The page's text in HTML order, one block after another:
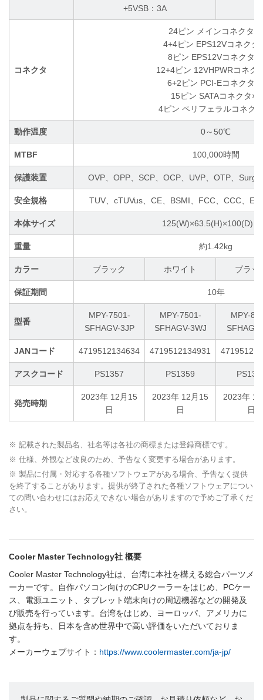
+5VSB：3A
コネクタ
24ピン メインコネクタ×1
4+4ピン EPS12Vコネクタ
8ピン EPS12Vコネクタ
12+4ピン 12VHPWRコネク
6+2ピン PCI-Eコネクタ
15ピン SATAコネクタ×8
4ピン ペリフェラルコネク
動作温度 0～50℃
MTBF 100,000時間
保護装置 OVP、OPP、SCP、OCP、UVP、OTP、
安全規格 TUV、cTUVus、CE、BSMI、FCC、CCC、
本体サイズ 125(W)×63.5(H)×100(D)
重量 約1.42kg
カラー ブラック ホワイト ブラッ
保証期間 10年
型番
MPY-7501-
SFHAGV-3JP
MPY-7501-
SFHAGV-3WJ
MPY-
JANコード 4719512134634 4719512134931
アスクコード PS1357 PS1359
発売時期
2023年 12月15
日
2023年 12月15
日
2023年
日
※ 記載された製品名、社名等は各社の商標または登録商標です。
※ 仕様、外観など改良のため、予告なく変更する場合があります。
※ 製品に付属・対応する各種ソフトウェアがある場合、予告なく提供
を終了することがあります。提供が終了された各種ソフトウェアについ
ての問い合わせにはお応えできない場合がありますので予めご了承くだ
さい。
Cooler Master Technology社 概要
Cooler Master Technology社は、台湾に本社を構える総合パーツメ
ーカーです。自作パソコン向けのCPUクーラーをはじめ、PCケー
ス、電源ユニット、タブレット端末向けの周辺機器などの開発及
び販売を行っています。台湾をはじめ、ヨーロッパ、アメリカに
拠点を持ち、日本を含め世界中で高い評価をいただいておりま
す。
メーカーウェブサイト： https://www.coolermaster.com/ja-jp/